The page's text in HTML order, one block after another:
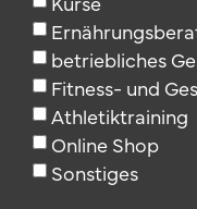
betriebliches
Fitness- und
Athletiktraining
Online Shop
Sonstiges